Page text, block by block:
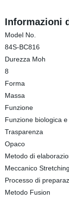
Informazioni
Model No.
84S-BC816
Durezza Moh
8
Forma
Massa
Funzione
Funzione biologica e
Trasparenza
Opaco
Metodo di
Meccanico Stretching
Processo di
Metodo Fusion